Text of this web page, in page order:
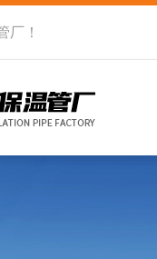
厂 ！